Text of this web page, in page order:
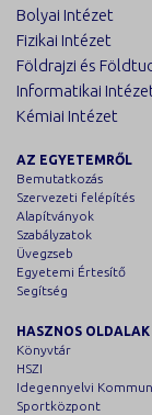
Bolyai Intézet
Fizikai Intézet
Földrajzi és
Informatikai
Kémiai Intézet
AZ EGYETEMRŐL
Bemutatkozás
Szervezeti felépítés
Alapítványok
Szabályzatok
Üvegzseb
Egyetemi Értesítő
Segítség
HASZNOS OLDALAK
Könyvtár
HSZI
Idegennyelvi
Sportközpont